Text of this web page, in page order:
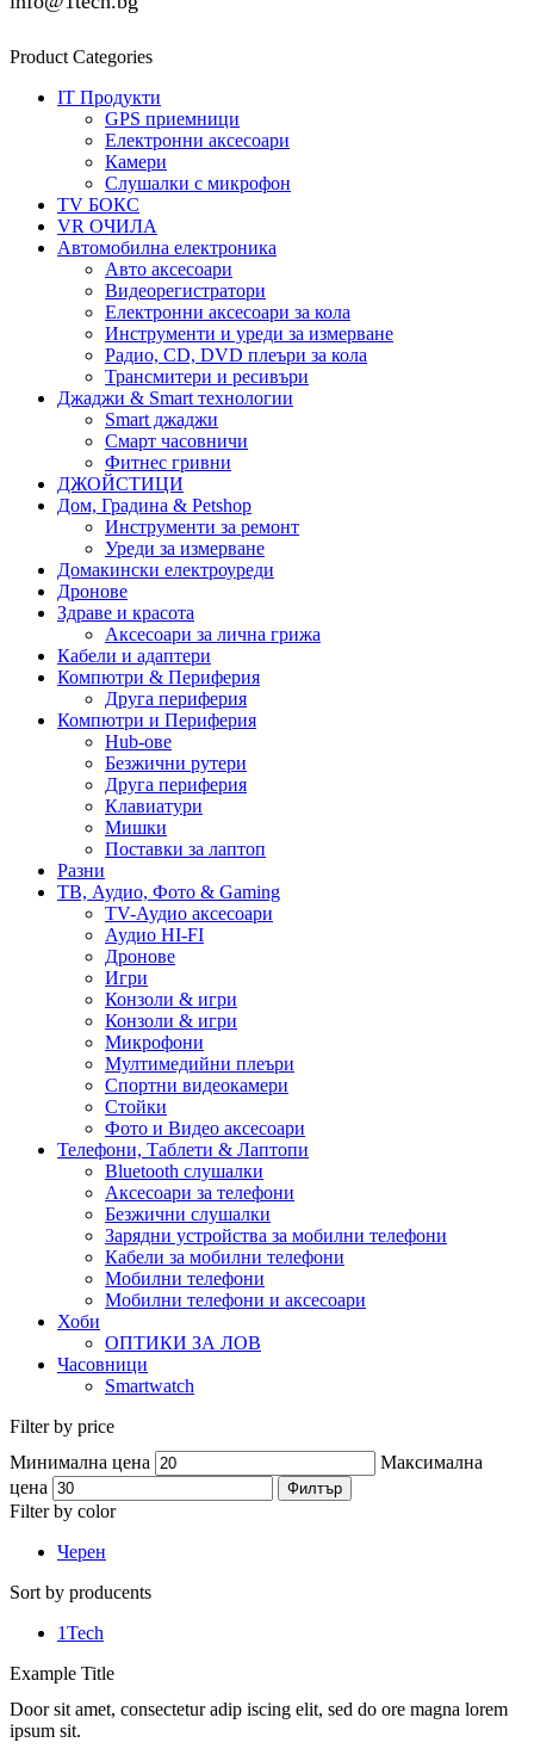
Product Categories
IT Продукти
GPS приемници
Електронни аксесоари
Камери
Слушалки с микрофон
TV БОКС
VR ОЧИЛА
Автомобилна електроника
Авто аксесоари
Видеорегистратори
Електронни аксесоари за кола
Инструменти и уреди за измерване
Радио, CD, DVD плеъри за кола
Трансмитери и ресивъри
Джаджи & Smart технологии
Smart джаджи
Смарт часовничи
Фитнес гривни
ДЖОЙСТИЦИ
Дом, Градина & Petshop
Инструменти за ремонт
Уреди за измерване
Домакински електроуреди
Дронове
Здраве и красота
Аксесоари за лична грижа
Кабели и адаптери
Компютри & Периферия
Друга периферия
Компютри и Периферия
Hub-ове
Безжични рутери
Друга периферия
Клавиатури
Мишки
Поставки за лаптоп
Разни
ТВ, Аудио, Фото & Gaming
TV-Аудио аксесоари
Аудио HI-FI
Дронове
Игри
Конзоли & игри
Конзоли & игри
Микрофони
Мултимедийни плеъри
Спортни видеокамери
Стойки
Фото и Видео аксесоари
Телефони, Таблети & Лаптопи
Bluetooth слушалки
Аксесоари за телефони
Безжични слушалки
Зарядни устройства за мобилни телефони
Кабели за мобилни телефони
Мобилни телефони
Мобилни телефони и аксесоари
Хоби
ОПТИКИ ЗА ЛОВ
Часовници
Smartwatch
Filter by price
Минимална цена
Максимална
цена
Филтър
Filter by color
Черен
Sort by producents
1Tech
Example Title
Door sit amet, consectetur adip iscing elit, sed do ore magna lorem
ipsum sit.